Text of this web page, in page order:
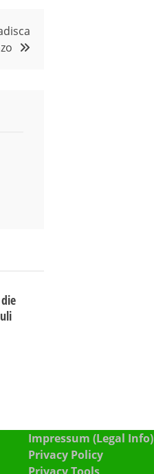
Impressum (Legal Info)
Privacy Policy